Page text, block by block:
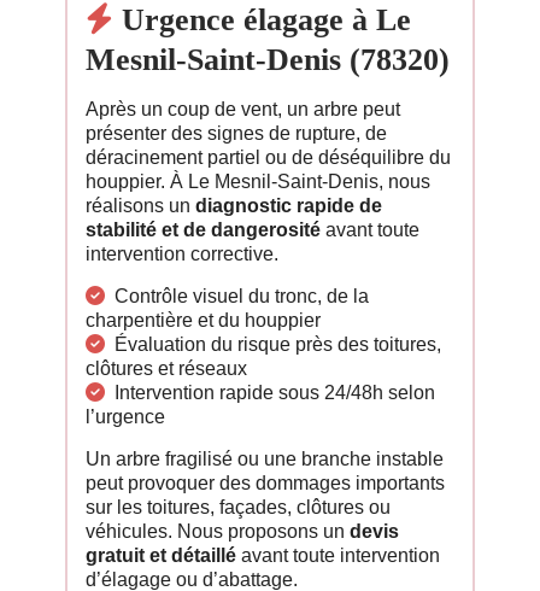
Urgence élagage à Le
Mesnil-Saint-Denis (78320)
Après un coup de vent, un arbre peut
présenter des signes de rupture, de
déracinement partiel ou de déséquilibre du
houppier. À Le Mesnil-Saint-Denis, nous
réalisons un diagnostic rapide de
stabilité et de dangerosité avant toute
intervention corrective.
Contrôle visuel du tronc, de la
charpentière et du houppier
Évaluation du risque près des toitures,
clôtures et réseaux
Intervention rapide sous 24/48h selon
l’urgence
Un arbre fragilisé ou une branche instable
peut provoquer des dommages importants
sur les toitures, façades, clôtures ou
véhicules. Nous proposons un devis
gratuit et détaillé avant toute intervention
d’élagage ou d’abattage.